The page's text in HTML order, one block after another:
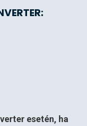
esetén, ha